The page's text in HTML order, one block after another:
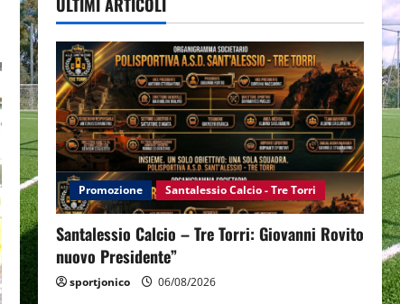
Promozione Santalessio Calcio - Tre Torri
Santalessio Calcio – Tre Torri: Giovanni Rovito
nuovo Presidente”
sportjonico 06/08/2026